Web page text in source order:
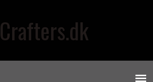
Crafters.dk